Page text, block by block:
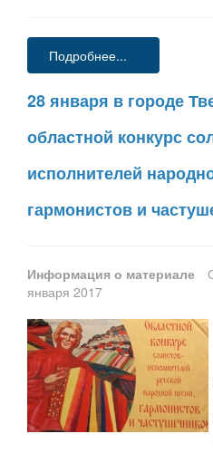
Подробнее...
28 января в городе
областной конкурс
исполнителей
гармонистов и
Информация о материале
января 2017